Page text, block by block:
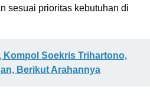
sesuai prioritas kebutuhan di
Kompol Soekris Trihartono,
Berikut Arahannya